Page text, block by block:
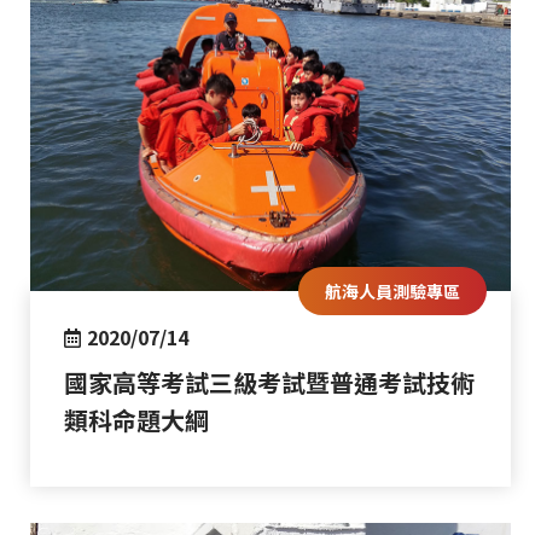
航海人員測驗專區
2020/07/14
國家高等考試三級考試暨普通考試技術
類科命題大綱